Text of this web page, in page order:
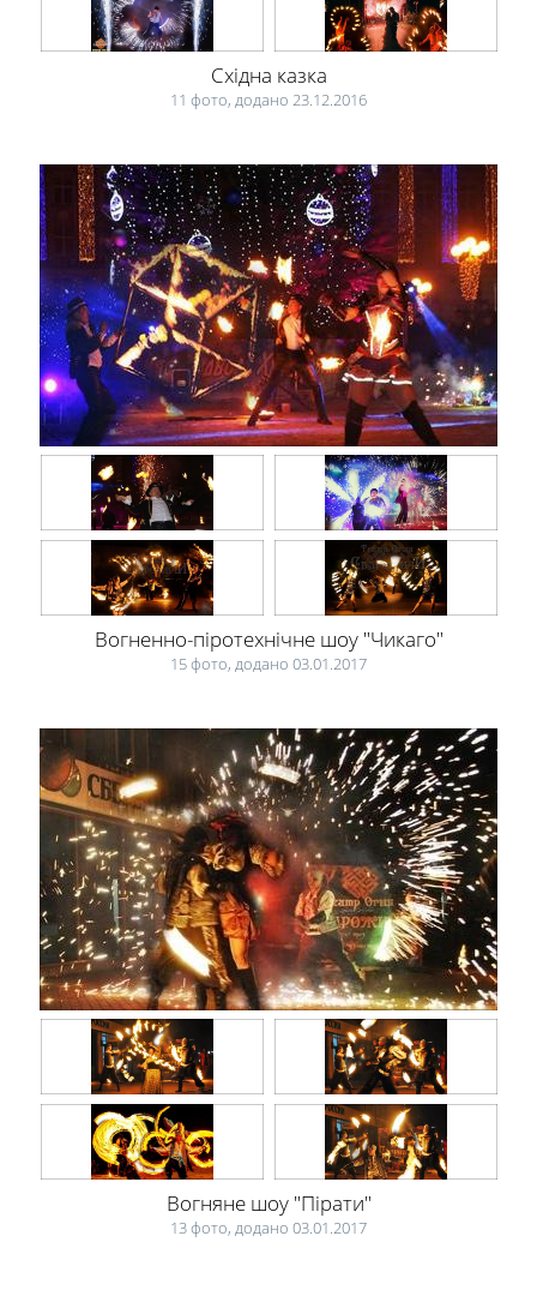
Східна казка
11 фото, додано 23.12.2016
Вогненно-піротехнічне шоу "Чикаго"
15 фото, додано 03.01.2017
Вогняне шоу "Пірати"
13 фото, додано 03.01.2017